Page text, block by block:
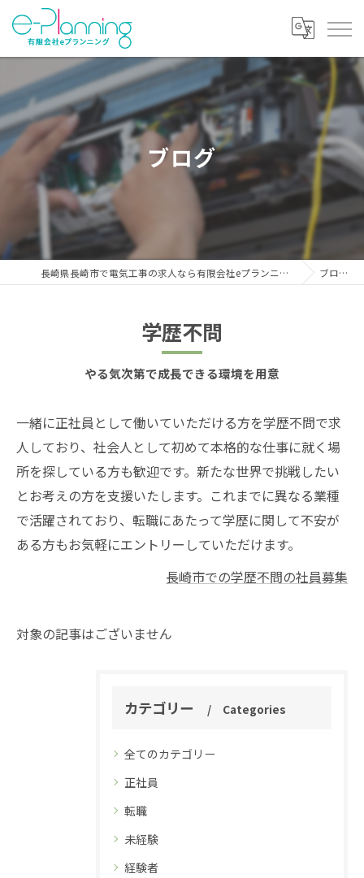
ブログ
長崎県長崎市で電気工事の求人なら有限会社eプランニング ブログ
学歴不問
やる気次第で成長できる環境を用意
一緒に正社員として働いていただける方を学歴不問で求
人しており、社会人として初めて本格的な仕事に就く場
所を探している方も歓迎です。新たな世界で挑戦したい
とお考えの方を支援いたします。これまでに異なる業種
で活躍されており、転職にあたって学歴に関して不安が
ある方もお気軽にエントリーしていただけます。
長崎市での学歴不問の社員募集
対象の記事はございません
カテゴリー Categories
全てのカテゴリー
正社員
転職
未経験
経験者